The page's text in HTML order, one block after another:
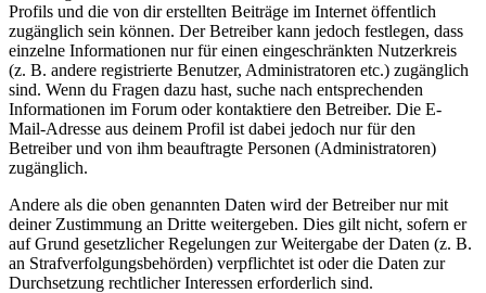
Profils und die von dir erstellten Beiträge im Internet öffentlich
zugänglich sein können. Der Betreiber kann jedoch festlegen, dass
einzelne Informationen nur für einen eingeschränkten Nutzerkreis
(z. B. andere registrierte Benutzer, Administratoren etc.) zugänglich
sind. Wenn du Fragen dazu hast, suche nach entsprechenden
Informationen im Forum oder kontaktiere den Betreiber. Die E-
Mail-Adresse aus deinem Profil ist dabei jedoch nur für den
Betreiber und von ihm beauftragte Personen (Administratoren)
zugänglich.
Andere als die oben genannten Daten wird der Betreiber nur mit
deiner Zustimmung an Dritte weitergeben. Dies gilt nicht, sofern er
auf Grund gesetzlicher Regelungen zur Weitergabe der Daten (z. B.
an Strafverfolgungsbehörden) verpflichtet ist oder die Daten zur
Durchsetzung rechtlicher Interessen erforderlich sind.